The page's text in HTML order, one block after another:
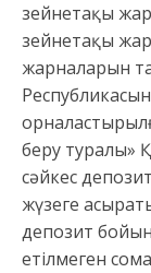
зейнетақы
зейнетақы
жарналарын
беру туралы»
сәйкес
жүзеге
депозит
етілмеген